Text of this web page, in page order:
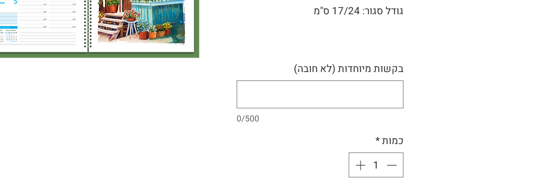
גודל סגור: 17/24 ס"מ
בקשות מיוחדות (לא חובה)
0/500
כמות*